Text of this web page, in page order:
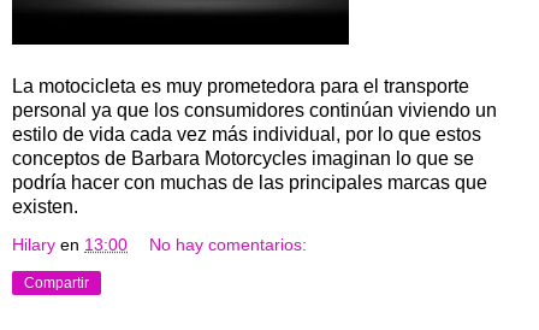
La motocicleta es muy prometedora para el transporte
personal ya que los consumidores continúan viviendo un
estilo de vida cada vez más individual, por lo que estos
conceptos de Barbara Motorcycles imaginan lo que se
podría hacer con muchas de las principales marcas que
existen.
Hilary en 13:00 No hay comentarios:
Compartir